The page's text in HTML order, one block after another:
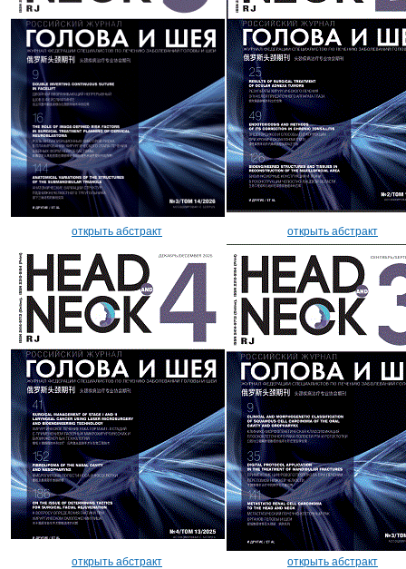
открыть абстракт открыть абстракт
открыть абстракт открыть абстракт